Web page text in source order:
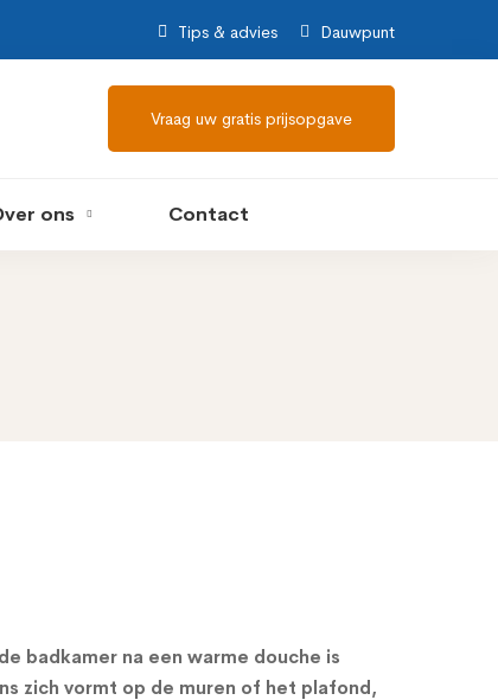
Tips & advies Dauwpunt
Vraag uw gratis prijsopgave
ons Contact
badkamer na een warme douche is
zich vormt op de muren of het plafond,